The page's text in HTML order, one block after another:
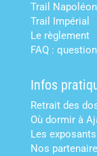
Trail
Trail Impérial
Le règlement
FAQ :
Infos
Retrait des
Où dormir à
Les exposants
Nos